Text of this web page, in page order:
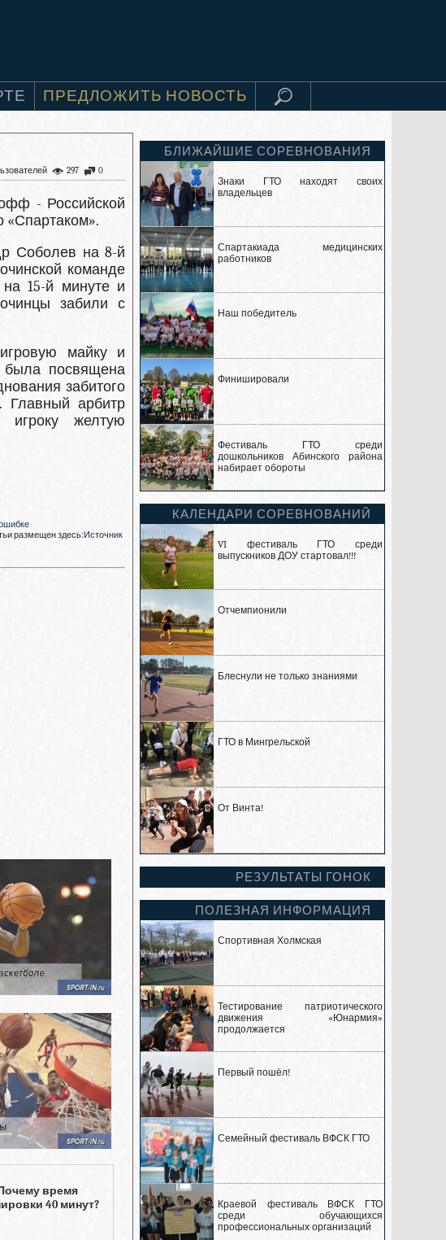
ПРЕДЛОЖИТЬ НОВОСТЬ
0
297
- Российской
«Спартаком».
Соболев на 8-й
команде
15-й минуте и
забили с
майку и
была посвящена
забитого
Главный арбитр
игроку желтую
размещен здесь:Источник
время
40 минут?
БЛИЖАЙШИЕ СОРЕВНОВАНИЯ
Знаки ГТО находят своих
владельцев
Спартакиада медицинских
работников
Наш победитель
Финишировали
Фестиваль ГТО среди
дошкольников Абинского района
набирает обороты
КАЛЕНДАРИ СОРЕВНОВАНИЙ
VI фестиваль ГТО среди
выпускников ДОУ стартовал!!!
Отчемпионили
Блеснули не только знаниями
ГТО в Мингрельской
От Винта!
РЕЗУЛЬТАТЫ ГОНОК
ПОЛЕЗНАЯ ИНФОРМАЦИЯ
Спортивная Холмская
Тестирование патриотического
движения «Юнармия»
продолжается
Первый пошёл!
Семейный фестиваль ВФСК ГТО
Краевой фестиваль ВФСК ГТО
среди обучающихся
профессиональных организаций